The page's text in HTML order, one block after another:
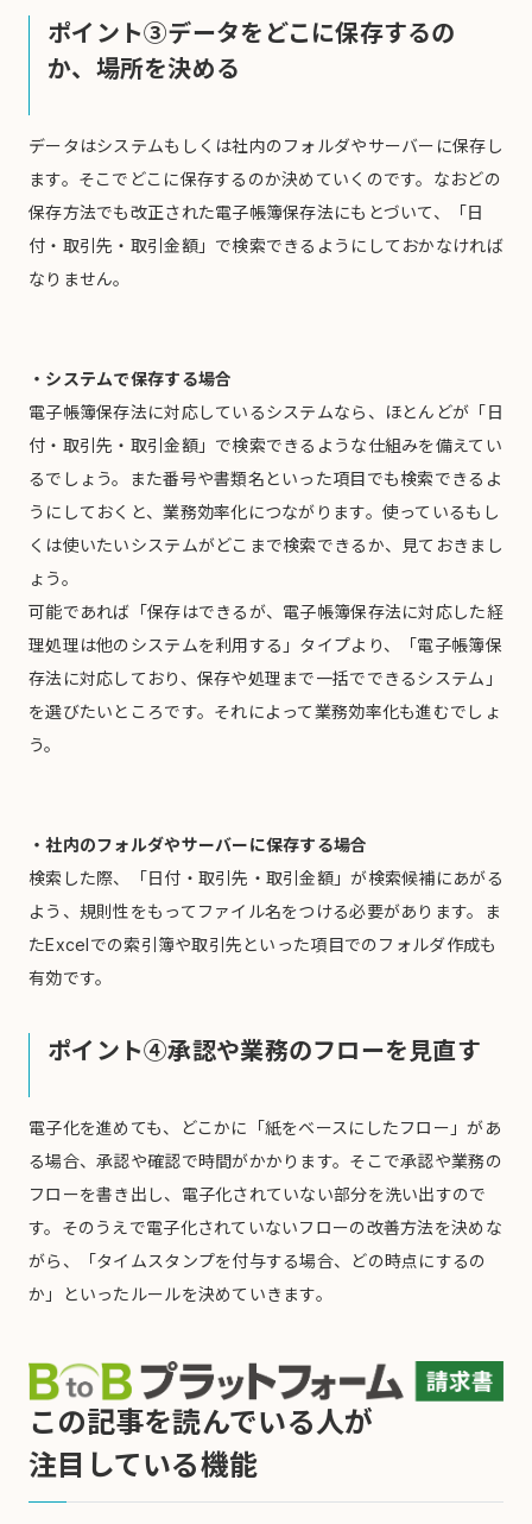
ポイント③データをどこに保存するの
か、場所を決める
データはシステムもしくは社内のフォルダやサーバーに保存し
ます。そこでどこに保存するのか決めていくのです。なおどの
保存方法でも改正された電子帳簿保存法にもとづいて、「日
付・取引先・取引金額」で検索できるようにしておかなければ
なりません。
・システムで保存する場合
電子帳簿保存法に対応しているシステムなら、ほとんどが「日
付・取引先・取引金額」で検索できるような仕組みを備えてい
るでしょう。また番号や書類名といった項目でも検索できるよ
うにしておくと、業務効率化につながります。使っているもし
くは使いたいシステムがどこまで検索できるか、見ておきまし
ょう。
可能であれば「保存はできるが、電子帳簿保存法に対応した経
理処理は他のシステムを利用する」タイプより、「電子帳簿保
存法に対応しており、保存や処理まで一括でできるシステム」
を選びたいところです。それによって業務効率化も進むでしょ
う。
・社内のフォルダやサーバーに保存する場合
検索した際、「日付・取引先・取引金額」が検索候補にあがる
よう、規則性をもってファイル名をつける必要があります。ま
たExcelでの索引簿や取引先といった項目でのフォルダ作成も
有効です。
ポイント④承認や業務のフローを見直す
電子化を進めても、どこかに「紙をベースにしたフロー」があ
る場合、承認や確認で時間がかかります。そこで承認や業務の
フローを書き出し、電子化されていない部分を洗い出すので
す。そのうえで電子化されていないフローの改善方法を決めな
がら、「タイムスタンプを付与する場合、どの時点にするの
か」といったルールを決めていきます。
この記事を読んでいる人が
注目している機能